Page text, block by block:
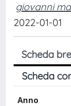
giovanni
2022-01-01
Scheda
Scheda
Anno